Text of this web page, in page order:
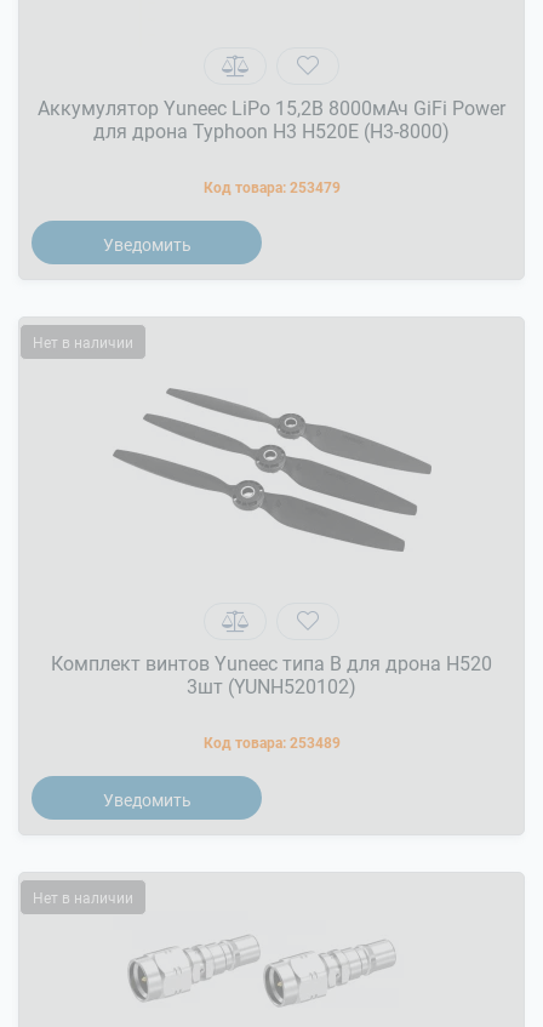
Аккумулятор Yuneec LiPo 15,2В 8000мАч GiFi Power
для дрона Typhoon H3 H520E (H3-8000)
Код товара: 253479
Уведомить
Нет в наличии
Комплект винтов Yuneec типа В для дрона H520
3шт (YUNH520102)
Код товара: 253489
Уведомить
Нет в наличии